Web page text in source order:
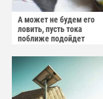
А может не будем его
ловить, пусть тока
поближе подойдет